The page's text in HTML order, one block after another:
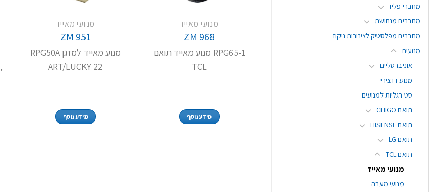
מחברי פליז
מחברים מנחושת
מחברים מפלסטיק לצינורות ניקוז
מנועים
אוניברסליים
מנוע דו צירי
סט רגליות למנועים
תואם CHIGO
תואם HISENSE
תואם LG
תואם TCL
מנועי מאייד
מנועי מעבה
מנועי מאייד
ZM 968
RPG65-1 מנוע מאייד תואם
TCL
מידע נוסף
מנועי מאייד
ZM 951
מנוע מאייד למזגן RPG50A
ART/LUCKY 22
מידע נוסף